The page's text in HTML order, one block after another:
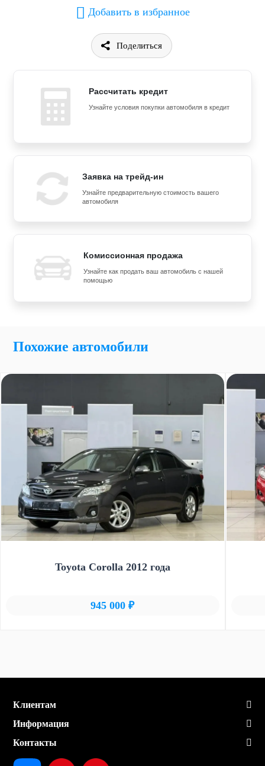
Добавить в избранное
Поделиться
Рассчитать кредит
Узнайте условия покупки автомобиля в кредит
Заявка на трейд-ин
Узнайте предварительную стоимость вашего
автомобиля
Комиссионная продажа
Узнайте как продать ваш автомобиль с нашей
помощью
Похожие автомобили
Toyota Corolla 2012 года
945 000 ₽
Клиентам
Информация
Контакты